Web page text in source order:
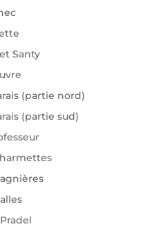
Santy
(partie nord)
(partie sud)